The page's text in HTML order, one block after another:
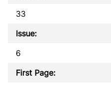
33
Issue:
6
First Page: